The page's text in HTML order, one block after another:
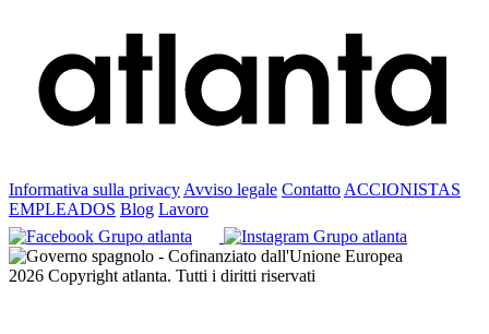
Informativa sulla privacy Avviso legale Contatto ACCIONISTAS
EMPLEADOS Blog Lavoro
2026 Copyright atlanta. Tutti i diritti riservati